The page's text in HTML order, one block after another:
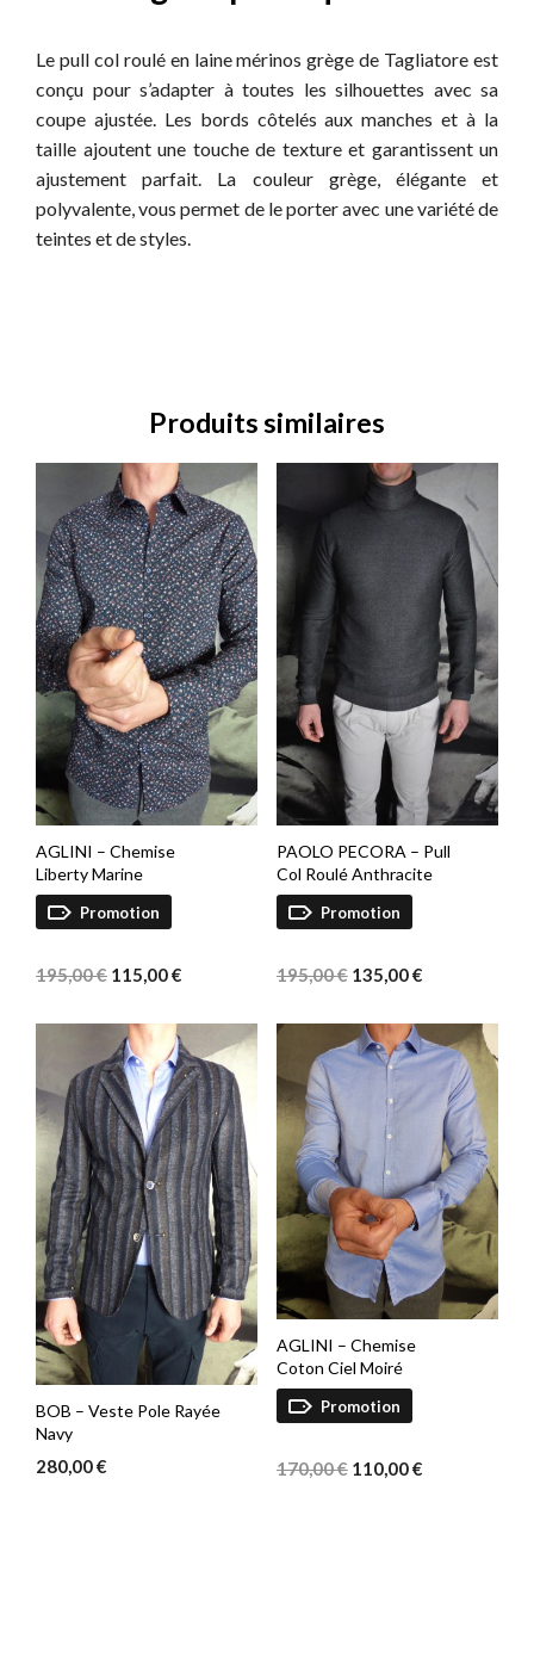
Le pull col roulé en laine mérinos grège de Tagliatore est
conçu pour s’adapter à toutes les silhouettes avec sa
coupe ajustée. Les bords côtelés aux manches et à la
taille ajoutent une touche de texture et garantissent un
ajustement parfait. La couleur grège, élégante et
polyvalente, vous permet de le porter avec une variété de
teintes et de styles.
Produits similaires
AGLINI – Chemise
Liberty Marine
Promotion
195,00€ prix
195,00 €.
115,00€
115,00 €.
PAOLO PECORA – Pull
Col Roulé Anthracite
Promotion
195,00€ prix
195,00 €.
135,00€prix
135,00 €.
BOB – Veste Pole Rayée
Navy
280,00€
AGLINI – Chemise
Coton Ciel Moiré
Promotion
170,00€ prix
110,00€prix